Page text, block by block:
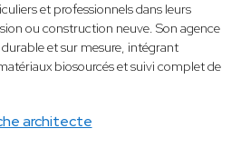
architecte
et professionnels dans leurs
ou construction neuve. Son agence
et sur mesure, intégrant
biosourcés et suivi complet de